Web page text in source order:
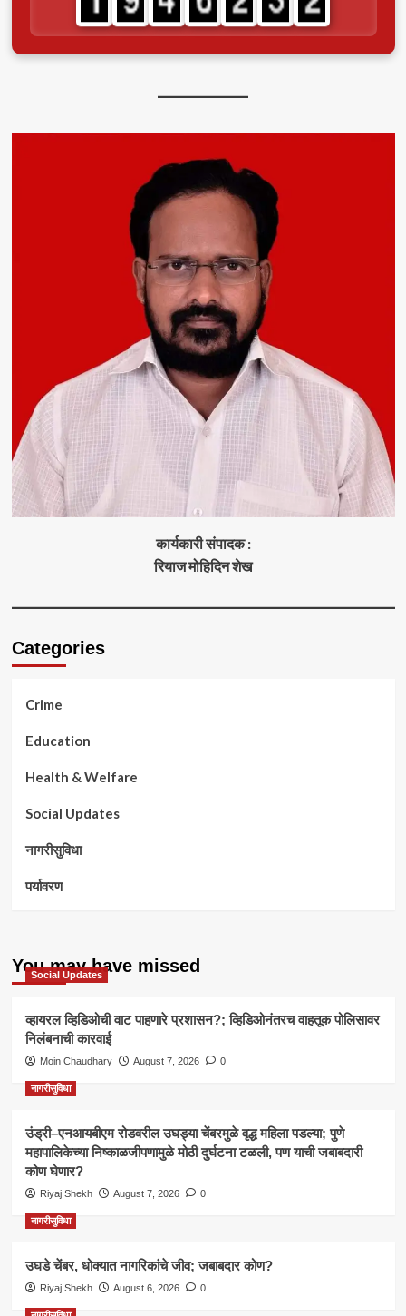
कार्यकारी संपादक :
रियाज मोहिदिन शेख
Categories
Crime
Education
Health & Welfare
Social Updates
नागरीसुविधा
पर्यावरण
You may have missed
Social Updates
व्हायरल व्हिडिओची वाट पाहणारे प्रशासन?; व्हिडिओनंतरच वाहतूक पोलिसावर
निलंबनाची कारवाई
Moin Chaudhary August 7, 2026 0
नागरीसुविधा
उंड्री–एनआयबीएम रोडवरील उघड्या चेंबरमुळे वृद्ध महिला पडल्या; पुणे
महापालिकेच्या निष्काळजीपणामुळे मोठी दुर्घटना टळली, पण याची जबाबदारी
कोण घेणार?
Riyaj Shekh August 7, 2026 0
नागरीसुविधा
उघडे चेंबर, धोक्यात नागरिकांचे जीव; जबाबदार कोण?
Riyaj Shekh August 6, 2026 0